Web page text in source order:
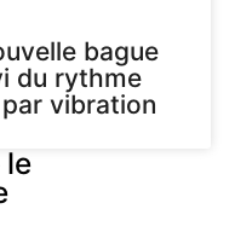
bague
du rythme
vibration
le